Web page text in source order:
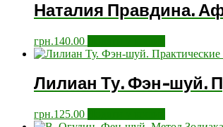
Наталия Правдина.
грн.140.00
Лилиан Ту. Фэн-шуй.
грн.125.00